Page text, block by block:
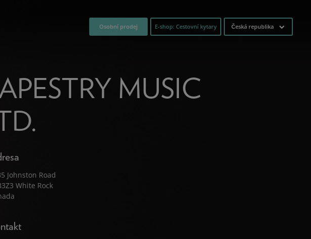
Osobní prodej E-shop: Cestovní kytary Česká republika
MUSIC
Johnston Road
White Rock